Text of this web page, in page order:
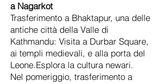
a Nagarkot
Trasferimento a Bhaktapur, una delle
antiche città della Valle di
Kathmandu: Visita a Durbar Square,
ai templi medievali, e alla porta del
Leone.Esplora la cultura newari.
Nel pomeriggio, trasferimento a